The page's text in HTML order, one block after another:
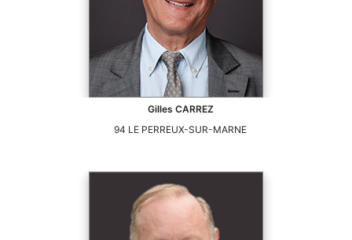
Gilles CARREZ
94 LE PERREUX-SUR-MARNE